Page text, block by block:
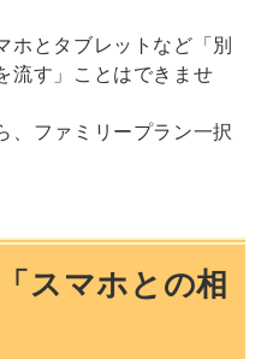
ホとタブレットなど「別
流す」ことはできませ
、ファミリープラン一択
スマホとの相